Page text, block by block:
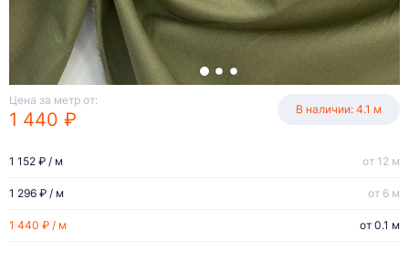
Цена за метр от:
1 440 ₽ В наличии: 4.1 м
1 440 ₽ / м от 0.1 м
1 296 ₽ / м от 6 м
1 152 ₽ / м от 12 м